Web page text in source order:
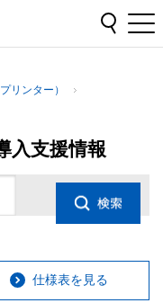
リンター）
入支援情報
仕様表を見る